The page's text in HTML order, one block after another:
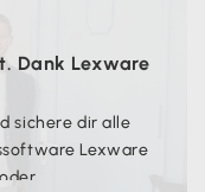
Dank Lexware
sichere dir alle
Lexware